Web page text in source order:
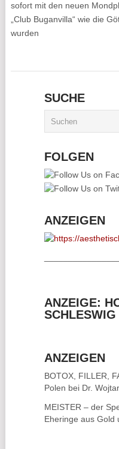
sofort mit den neuen
„Club Buganvilla“ wie die
wurden
SUCHE
FOLGEN
ANZEIGEN
ANZEIGE:
SCHLESWIG
ANZEIGEN
BOTOX, FILLER,
Polen bei Dr.
MEISTER – der
Eheringe aus Gold